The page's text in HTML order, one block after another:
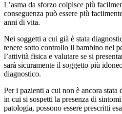
L’asma da sforzo colpisce più
conseguenza può essere più
anni di vita.
Nei soggetti a cui già è stata
tenere sotto controllo il bambino nel
l’attività fisica e valutare se si
sarà sicuramente il soggetto più
diagnostico.
Per i pazienti a cui non è ancora stata
in cui si sospetti la presenza di
patologia, possono essere prescritti